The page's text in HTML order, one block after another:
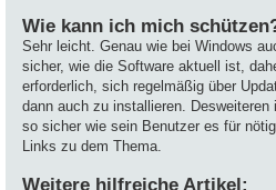
Wie kann ich mich
Sehr leicht. Genau wie bei Windows
sicher, wie die Software aktuell ist,
erforderlich, sich regelmäßig über
dann auch zu installieren.
so sicher wie sein Benutzer es für
Links zu dem Thema.
Weitere hilfreiche Artikel: